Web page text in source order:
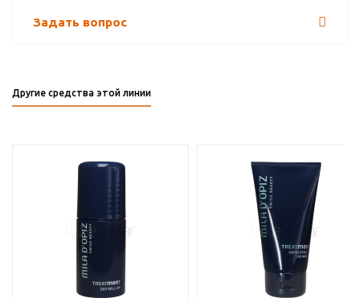
Задать вопрос
Другие средства этой линии